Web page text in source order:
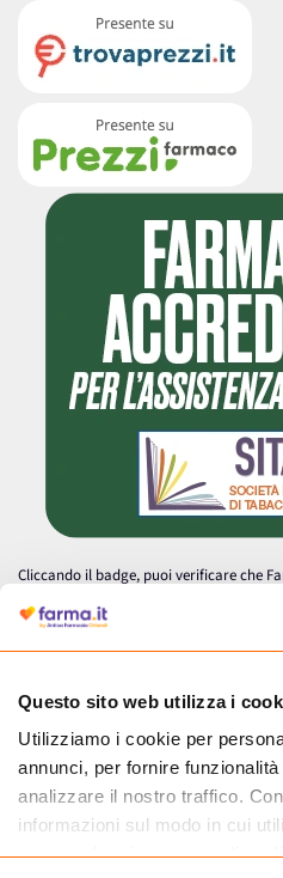
Questo sito web utilizza i
Utilizziamo i cookie per
annunci, per fornire
analizzare il nostro traffico.
informazioni sul modo in cui
partner che si occupano di
Cliccando il badge, puoi verificare che
autorizzata dal Ministero della Salute a
medicinali.